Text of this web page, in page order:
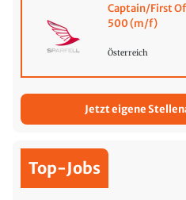
Captain/First
500 (m/f)
Österreich
Jetzt eigene
Top-Jobs